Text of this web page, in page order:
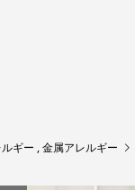
ギー ,金属アレルギー